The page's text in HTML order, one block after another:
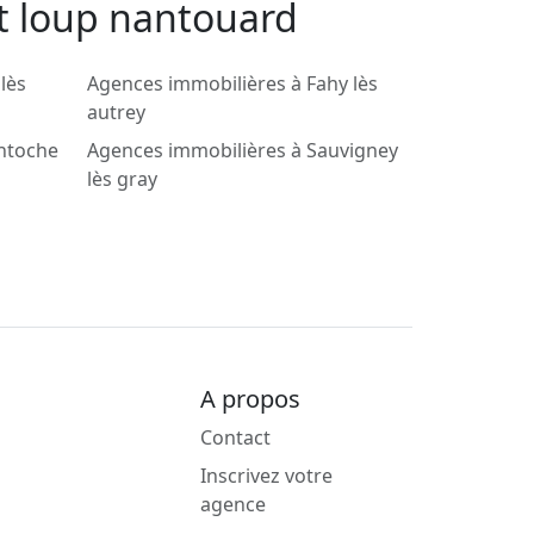
loup nantouard
Agences immobilières à Fahy lès
autrey
Agences immobilières à Sauvigney
lès gray
A propos
Contact
Inscrivez votre
agence